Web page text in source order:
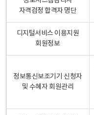
자격검정 합격자 명단
디지털서비스 이용지원
회원정보
정보통신보조기기 신청자
및 수혜자 회원관리